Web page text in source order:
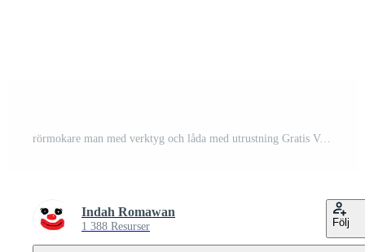
rörmokare man med verktyg och låda med utrustning Gratis Vektor
Indah Romawan
1 388 Resurser Följ